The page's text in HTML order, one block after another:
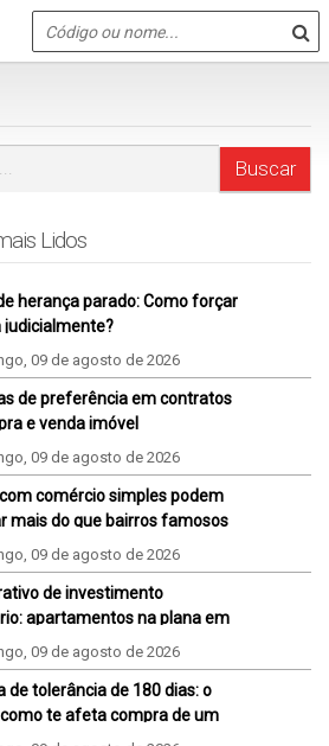
Lidos
herança parado: Como forçar
judicialmente?
09 de agosto de 2026
de preferência em contratos
e venda imóvel
09 de agosto de 2026
comércio simples podem
mais do que bairros famosos
09 de agosto de 2026
de investimento
apartamentos na plana em
do Sul, Florianópolis e Piçarras
09 de agosto de 2026
de tolerância de 180 dias: o
te afeta compra de um
planta?